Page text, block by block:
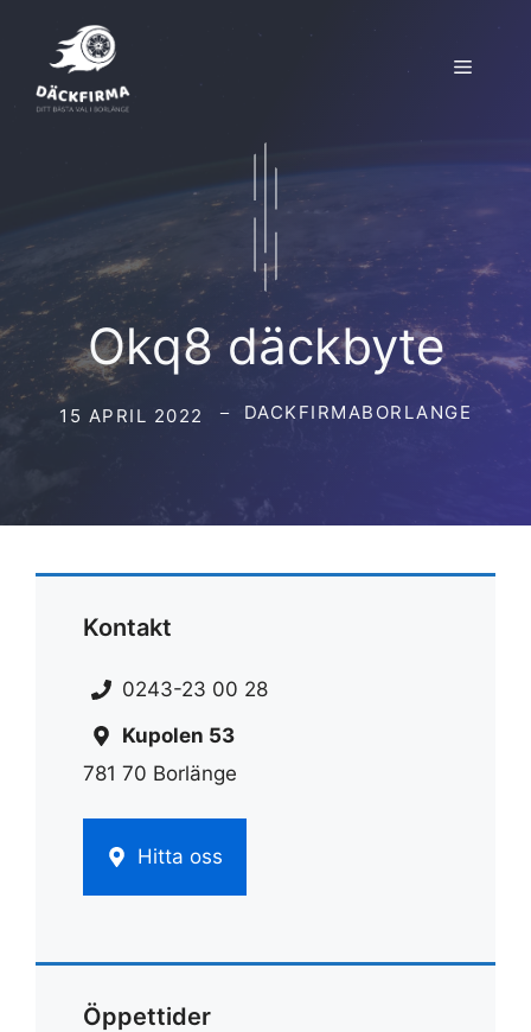
innehåll
Meny
Okq8 däckbyte
15 APRIL 2022 DACKFIRMABORLANGE
Kontakt
0243-23 00 28
Kupolen 53
781 70 Borlänge
Hitta oss
Öppettider